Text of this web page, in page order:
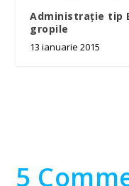
Administrație tip
gropile
13 ianuarie 2015
5